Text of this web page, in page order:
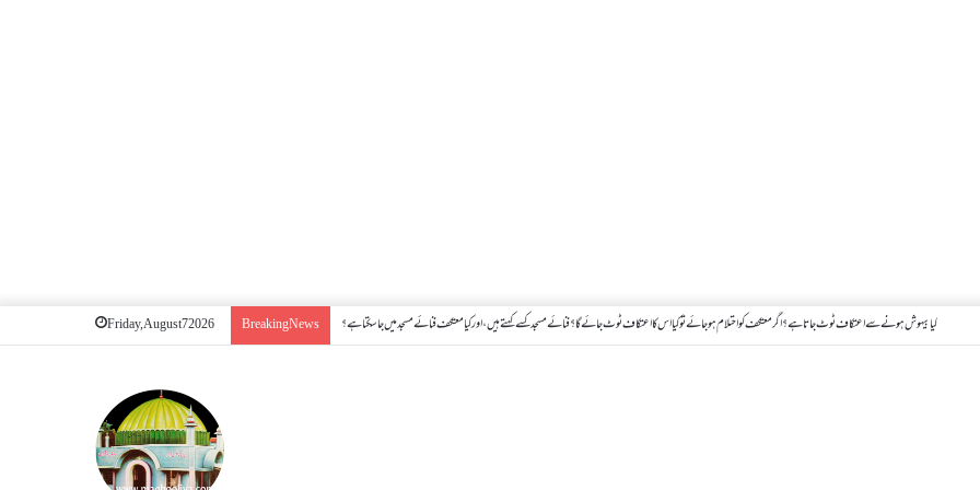
Friday, August 7 2026 Breaking News کیا بیہوش ہونے سے اعتکاف ٹوٹ جاتا ہے؟ اگر معتکف کو احتلام ہو جائے تو کیا اس کا اعتکاف ٹوٹ جائے گا؟فنائے مسجد کسے کہتے ہیں ، اور کیا معتکف فنائے مسجد میں جا سکتا ہے؟